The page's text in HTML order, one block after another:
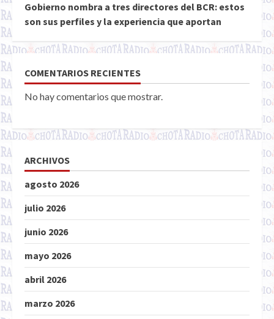
Gobierno nombra a tres directores del BCR: estos
son sus perfiles y la experiencia que aportan
COMENTARIOS RECIENTES
No hay comentarios que mostrar.
ARCHIVOS
agosto 2026
julio 2026
junio 2026
mayo 2026
abril 2026
marzo 2026